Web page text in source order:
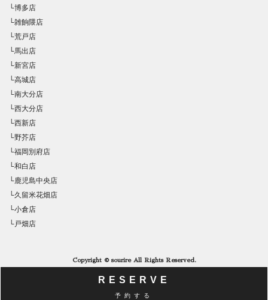
└博多店
└雑餉隈店
└荒戸店
└馬出店
└新宮店
└高城店
└南大分店
└西大分店
└西新店
└野芥店
└福岡別府店
└和白店
└鹿児島中央店
└久留米花畑店
└小倉店
└戸畑店
Copyright © sourire All Rights Reserved.
RESERVE
予約する